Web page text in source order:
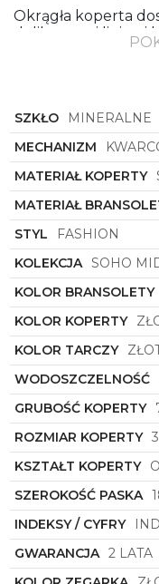
Okrągła koperta
delikatnymi liniami
który jest zarówno
Szkło mineralne
zapewniając
ZegarekDKNY
dla każdej kobiety,
niezawodność w
dodatek, ale także
który podkreśli
SZKŁO
MINERALNE
MECHANIZM
MATERIAŁ KOPERTY
MATERIAŁ
STYL
FASHION
KOLEKCJA SOHO
KOLOR BRANSOLETY
KOLOR KOPERTY
KOLOR TARCZY
WODOSZCZELNOŚĆ
GRUBOŚĆ KOPERTY
ROZMIAR KOPERTY
KSZTAŁT KOPERTY
SZEROKOŚĆ PASKA
INDEKSY / CYFRY
GWARANCJA 2 LATA